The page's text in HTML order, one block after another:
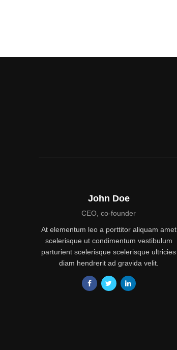
John Doe
CEO, co-founder
At elementum leo a porttitor aliquam amet
scelerisque ut condimentum vestibulum
parturient scelerisque scelerisque ultricies
diam hendrerit ad gravida velit.